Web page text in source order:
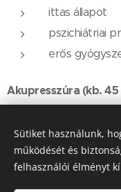
ittas állapot
pszichiátriai
erős
Akupresszúra (kb.
Szolgáltatást végző
Sütiket használunk,
működését és
felhasználói élményt